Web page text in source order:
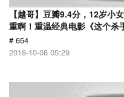
【越哥】豆瓣9.4分，12岁小
重啊！重温经典电影《这个杀
# 654
2018-10-08 05:29